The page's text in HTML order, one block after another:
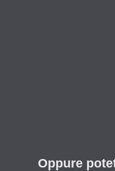
Oppure